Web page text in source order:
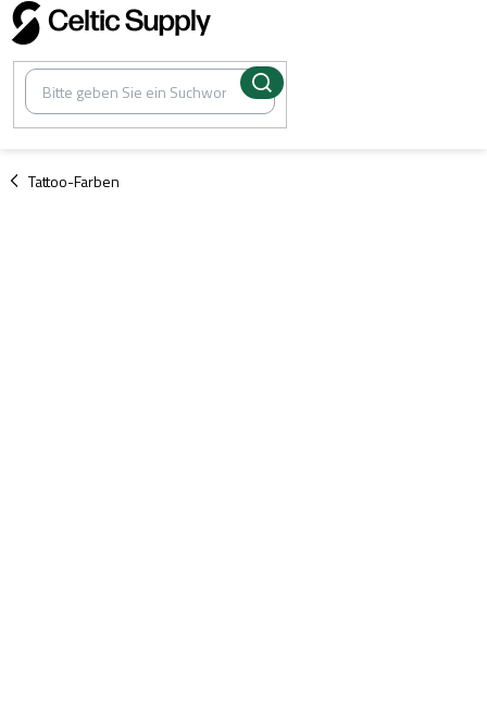
Zum
Inhalt
springen
Tattoo-Farben
/